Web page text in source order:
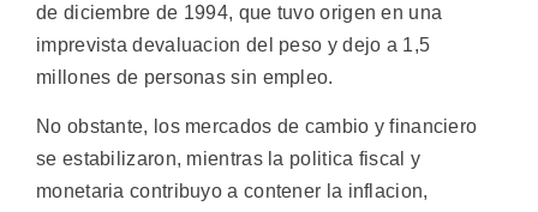
de diciembre de 1994, que tuvo origen en una
imprevista devaluacion del peso y dejo a 1,5
millones de personas sin empleo.
No obstante, los mercados de cambio y financiero
se estabilizaron, mientras la politica fiscal y
monetaria contribuyo a contener la inflacion,